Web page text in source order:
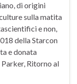
di origini
sulla matita
e non,
della Starcon
e donata
Ritorno al